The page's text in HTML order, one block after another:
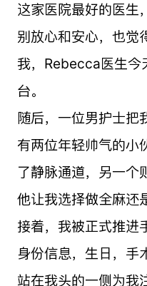
这家医院最好的医生
别放心和安心，也觉
我，Rebecca医生今
台。
随后，一位男护士把
有两位年轻帅气的小
了静脉通道，另一个
他让我选择做全麻还
接着，我被正式推进
身份信息，生日，手
站在我头的一侧为我